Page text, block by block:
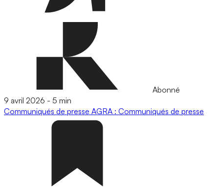
Abonné
9 avril 2026 - 5 min
Communiqués de presse AGRA : Communiqués de presse